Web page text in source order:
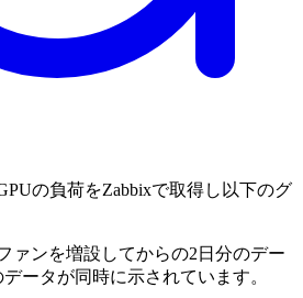
の負荷をZabbixで取得し以下のグ
ァンを増設してからの2日分のデー
ータが同時に示されています。